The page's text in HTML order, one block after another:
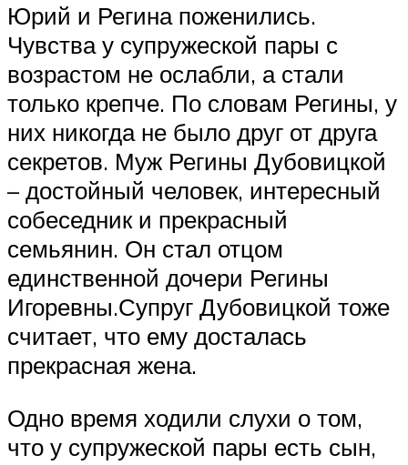
Юрий и Регина поженились.
Чувства у супружеской пары с
возрастом не ослабли, а стали
только крепче. По словам Регины, у
них никогда не было друг от друга
секретов. Муж Регины Дубовицкой
– достойный человек, интересный
собеседник и прекрасный
семьянин. Он стал отцом
единственной дочери Регины
Игоревны.Супруг Дубовицкой тоже
считает, что ему досталась
прекрасная жена.
Одно время ходили слухи о том,
что у супружеской пары есть сын,